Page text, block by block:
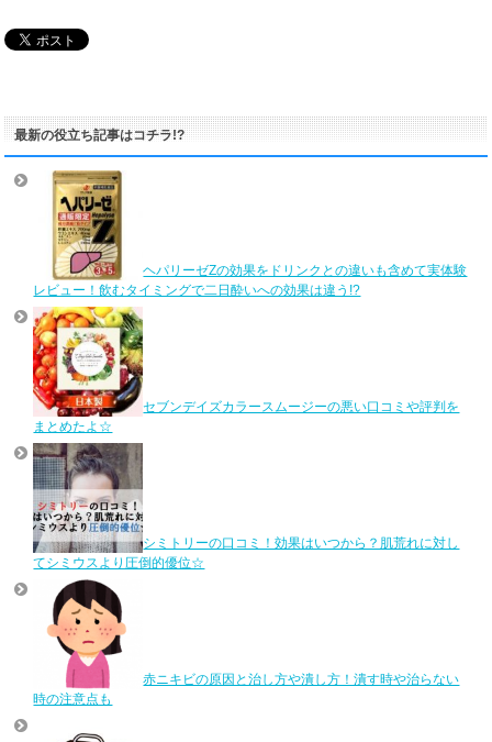
最新の役立ち記事はコチラ!?
ヘパリーゼZの効果をドリンクとの違いも含めて実体験
レビュー！飲むタイミングで二日酔いへの効果は違う!?
セブンデイズカラースムージーの悪い口コミや評判を
まとめたよ☆
シミトリーの口コミ！効果はいつから？肌荒れに対し
てシミウスより圧倒的優位☆
赤ニキビの原因と治し方や潰し方！潰す時や治らない
時の注意点も